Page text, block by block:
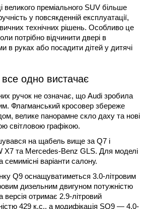
великого преміального SUV більше
у повсякденній експлуатації,
технічних рішень. Особливо це
потрібно відчинити двері в
в руках або посадити дітей у дитячі
одно вистачає
ручок не означає, що Audi зробила
Флагманський кросовер збереже
велике панорамне скло даху та нові
світловою графікою.
на щабель вище за Q7 і
X7 та Mercedes-Benz GLS. Для моделі
варіанти салону.
Q9 оснащуватиметься 3.0-літровим
дизельним двигуном потужністю
отримає 2.9-літровий
429 к.с., а модифікація SQ9 — 4.0-